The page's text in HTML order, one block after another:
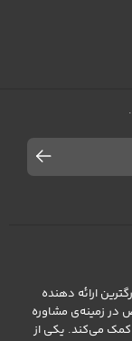
ارائه دهنده
در زمینه‌ی مشاوره
کمک می‌کند. یکی از